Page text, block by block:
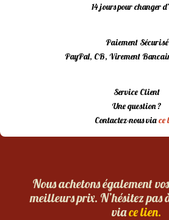
14 jours pour changer
Paiement Sécurisé
PayPal, CB, Virement
Service Client
Une question ?
Contactez-nous viace
Nous achetons également
meilleurs prix. N’hésitez pas
viace lien.